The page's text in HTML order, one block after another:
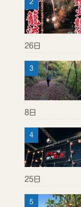
26日
8日
25日